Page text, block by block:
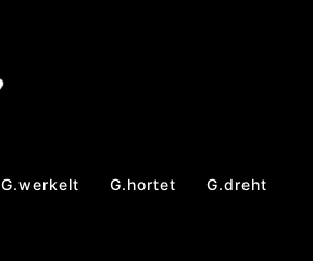
G.werkelt G.hortet G.dreht